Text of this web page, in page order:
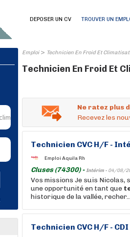
DEPOSER UN CV TROUVER UN
Emploi> Technicien En Froid Et
Technicien En Froid Et
Ne ratez plus
Recevez les
Technicien CVC H/F -
Emploi Aquila Rh
Cluses (74300) -Intérim - 04/08/
Vos missions Je suis
une opportunité en tant que
historique de la vallée,
Technicien CVC H/F -